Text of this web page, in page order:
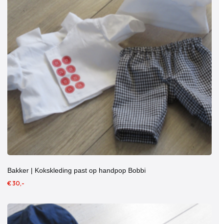
Bakker | Kokskleding past op handpop Bobbi
€ 30,-